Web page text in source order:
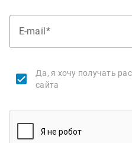
E-mail
Да, я хочу получать
сайта